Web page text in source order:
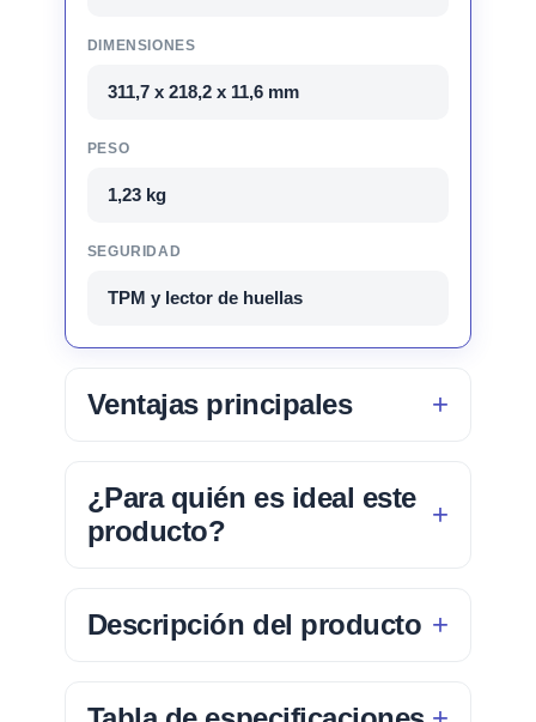
DIMENSIONES
311,7 x 218,2 x 11,6 mm
PESO
1,23 kg
SEGURIDAD
TPM y lector de huellas
Ventajas principales
¿Para quién es ideal este
producto?
Descripción del producto